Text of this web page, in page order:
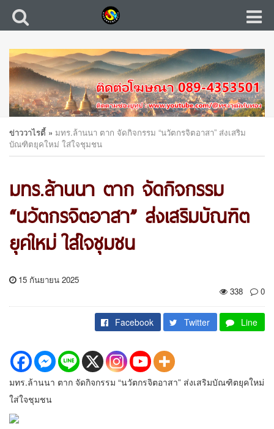
ข่าววาไรตี้ » มทร.ล้านนา ตาก จัดกิจกรรม “นวัตกรจิตอาสา” ส่งเสริม
บัณฑิตยุคใหม่ ใส่ใจชุมชน
มทร.ล้านนา ตาก จัดกิจกรรม
“นวัตกรจิตอาสา” ส่งเสริมบัณฑิต
ยุคใหม่ ใส่ใจชุมชน
15 กันยายน 2025
338
0
Facebook Twitter Line
มทร.ล้านนา ตาก จัดกิจกรรม “นวัตกรจิตอาสา” ส่งเสริมบัณฑิตยุคใหม่
ใส่ใจชุมชน